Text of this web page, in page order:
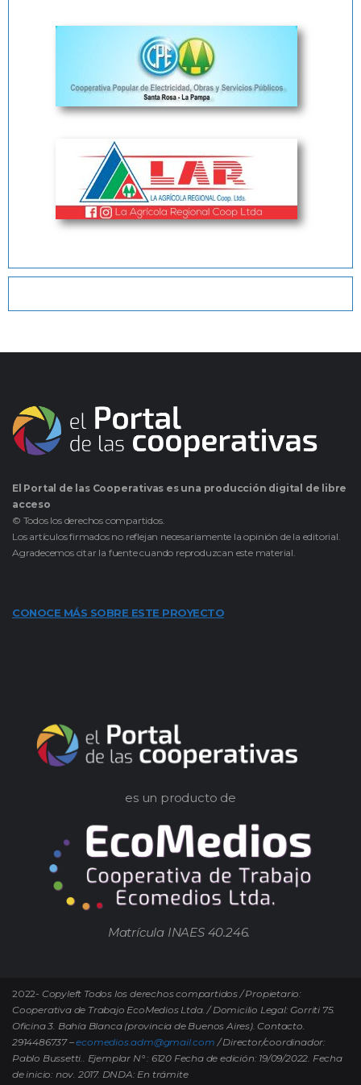
El Portal de las Cooperativas es una producción digital de libre
acceso
© Todos los derechos compartidos.
Los artículos firmados no reflejan necesariamente la opinión de la editorial.
Agradecemos citar la fuente cuando reproduzcan este material.
CONOCE MÁS SOBRE ESTE PROYECTO
es un producto de
Matrícula INAES 40.246.
2022- Copyleft Todos los derechos compartidos / Propietario:
Cooperativa de Trabajo EcoMedios Ltda. / Domicilio Legal: Gorriti 75.
Oficina 3. Bahía Blanca (provincia de Buenos Aires). Contacto.
2914486737 –ecomedios.adm@gmail.com / Director/coordinador:
Pablo Bussetti.. Ejemplar N° : 6120 Fecha de edición: 19/09/2022. Fecha
de inicio: nov. 2017. DNDA: En trámite